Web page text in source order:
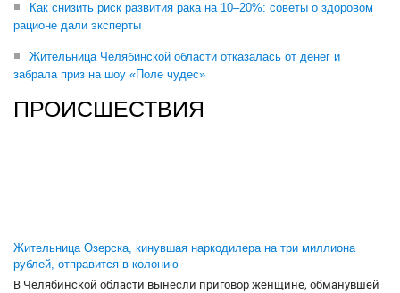
Как снизить риск развития рака на 10–20%: советы о здоровом
рационе дали эксперты
Жительница Челябинской области отказалась от денег и
забрала приз на шоу «Поле чудес»
ПРОИСШЕСТВИЯ
Жительница Озерска, кинувшая наркодилера на три миллиона
рублей, отправится в колонию
В Челябинской области вынесли приговор женщине, обманувшей